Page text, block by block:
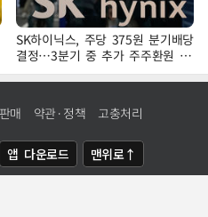
SK하이닉스, 주당 375원 분기배당
결정…3분기 중 추가 주주환원 발
표
매 약관·정책 고충처리
앱 다운로드 맨위로↑